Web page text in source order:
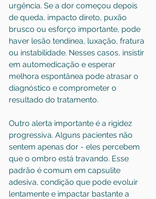
urgência. Se a dor começou depois
de queda, impacto direto, puxão
brusco ou esforço importante, pode
haver lesão tendínea, luxação, fratura
ou instabilidade. Nesses casos, insistir
em automedicação e esperar
melhora espontânea pode atrasar o
diagnóstico e comprometer o
resultado do tratamento.
Outro alerta importante é a rigidez
progressiva. Alguns pacientes não
sentem apenas dor - eles percebem
que o ombro está travando. Esse
padrão é comum em capsulite
adesiva, condição que pode evoluir
lentamente e impactar bastante a